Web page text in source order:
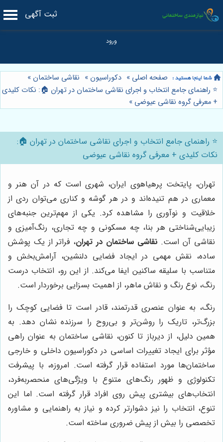
ثبت آگهی
صفحه اصلی » دکوراسیون » نقاشی ساختمان »
⭐️ راهنمای جامع انتخاب و اجرای نقاشی ساختمان در تهران 🏠: نکات کلیدی
+ معرفی گروه نقاشی عیوضی »
⭐️ راهنمای جامع انتخاب و اجرای نقاشی ساختمان در تهران 🏠:
نکات کلیدی + معرفی گروه نقاشی عیوضی
تهران، پایتخت پرهیاهوی ایران، شهری است که در آن هنر و
معماری در هم تنیده‌اند و در هر گوشه و کناری می‌توان ردی از
خلاقیت و نوآوری را مشاهده کرد. یکی از مهم‌ترین جنبه‌های
زیبایی‌شناختی هر بنا، چه مسکونی و چه تجاری، رنگ‌آمیزی و
نقاشی آن است. نقاشی ساختمان در تهران، فراتر از یک پوشش
ساده، نقش مهمی در ایجاد فضایی دلنشین، آرامش‌بخش و
متناسب با سلیقه ساکنین ایفا می‌کند. از این رو، انتخاب درست
رنگ، نوع رنگ و نقاش ماهر، از اهمیت بسزایی برخوردار است.
رنگ، به عنوان عنصری قدرتمند، قادر است تا فضایی کوچک را
بزرگ‌تر، تاریک را روشن‌تر و بی‌روح را سرزنده نشان دهد. به
همین دلیل، از دیرباز تا کنون، نقاشی ساختمان به عنوان راهی
مؤثر برای ایجاد تغییرات اساسی در دکوراسیون داخلی و خارجی
ساختمان‌ها مورد استفاده قرار گرفته است. امروزه، با پیشرفت
تکنولوژی و ظهور رنگ‌های متنوع با ویژگی‌های منحصربه‌فرد،
انتخاب‌های بیشتری پیش روی افراد قرار گرفته است. اما این
تنوع، انتخاب را نیز دشوارتر کرده و نیاز به راهنمایی و مشاوره
تخصصی را بیش از پیش ضروری ساخته است.